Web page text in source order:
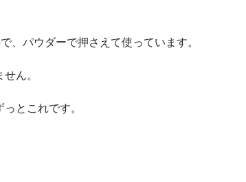
、パウダーで押さえて使っています。
ん。
とこれです。